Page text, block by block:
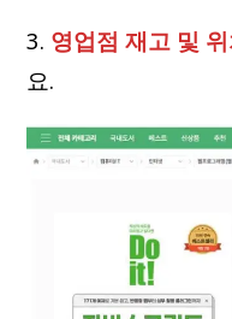
3. 영업점 재고 및
요.